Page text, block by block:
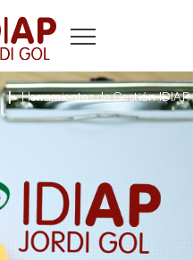
Herramientas de Gestión IDIAP